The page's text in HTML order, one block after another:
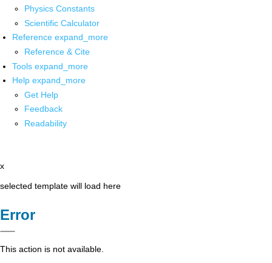
Physics Constants
Scientific Calculator
Reference expand_more
Reference & Cite
Tools expand_more
Help expand_more
Get Help
Feedback
Readability
x
selected template will load here
Error
This action is not available.